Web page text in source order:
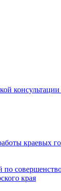
консультации
краевых
по
края